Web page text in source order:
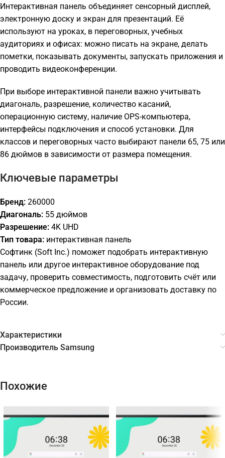
Интерактивная панель объединяет сенсорный дисплей,
электронную доску и экран для презентаций. Её
используют на уроках, в переговорных, учебных
аудиториях и офисах: можно писать на экране, делать
пометки, показывать документы, запускать приложения и
проводить видеоконференции.
При выборе интерактивной панели важно учитывать
диагональ, разрешение, количество касаний,
операционную систему, наличие OPS-компьютера,
интерфейсы подключения и способ установки. Для
классов и переговорных часто выбирают панели 65, 75 или
86 дюймов в зависимости от размера помещения.
Ключевые параметры
Бренд: 260000
Диагональ: 55 дюймов
Разрешение: 4K UHD
Тип товара: интерактивная панель
Софтинк (Soft Inc.) поможет подобрать интерактивную
панель или другое интерактивное оборудование под
задачу, проверить совместимость, подготовить счёт или
коммерческое предложение и организовать доставку по
России.
Характеристики
Производитель Samsung
Похожие